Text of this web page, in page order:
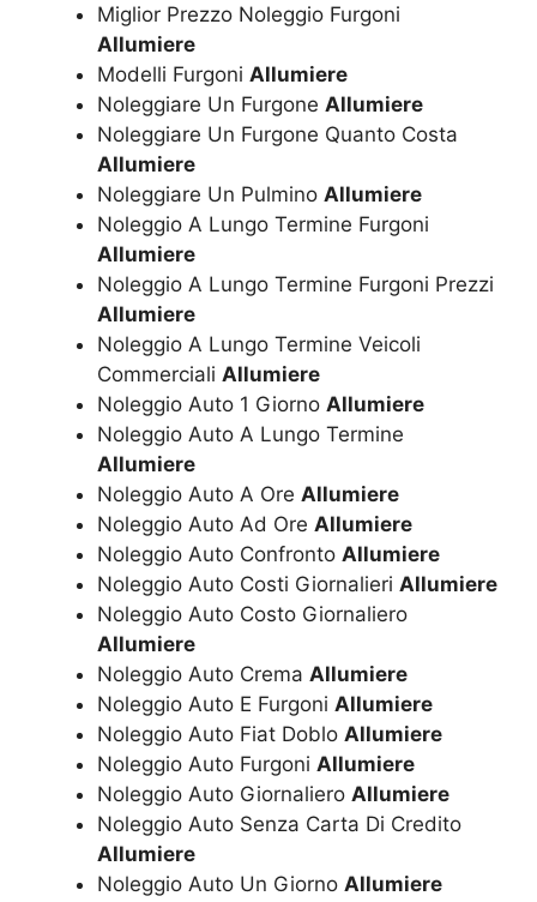
Miglior Prezzo Noleggio Furgoni
Allumiere
Modelli Furgoni Allumiere
Noleggiare Un Furgone Allumiere
Noleggiare Un Furgone Quanto Costa
Allumiere
Noleggiare Un Pulmino Allumiere
Noleggio A Lungo Termine Furgoni
Allumiere
Noleggio A Lungo Termine Furgoni Prezzi
Allumiere
Noleggio A Lungo Termine Veicoli
Commerciali Allumiere
Noleggio Auto 1 Giorno Allumiere
Noleggio Auto A Lungo Termine
Allumiere
Noleggio Auto A Ore Allumiere
Noleggio Auto Ad Ore Allumiere
Noleggio Auto Confronto Allumiere
Noleggio Auto Costi Giornalieri Allumiere
Noleggio Auto Costo Giornaliero
Allumiere
Noleggio Auto Crema Allumiere
Noleggio Auto E Furgoni Allumiere
Noleggio Auto Fiat Doblo Allumiere
Noleggio Auto Furgoni Allumiere
Noleggio Auto Giornaliero Allumiere
Noleggio Auto Senza Carta Di Credito
Allumiere
Noleggio Auto Un Giorno Allumiere